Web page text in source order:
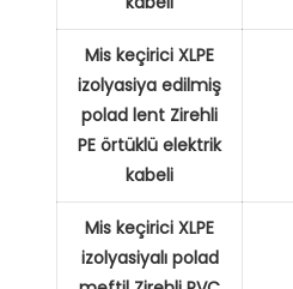
Mis keçirici XLPE
izolyasiya edilmiş
polad lent Zirehli
PE örtüklü elektrik
kabeli
Mis keçirici XLPE
izolyasiyalı polad